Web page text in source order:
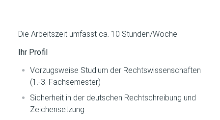
Die Arbeitszeit umfasst ca. 10 Stunden/Woche
Ihr Profil
Vorzugsweise Studium der Rechtswissenschaften
(1.-3. Fachsemester)
Sicherheit in der deutschen Rechtschreibung und
Zeichensetzung